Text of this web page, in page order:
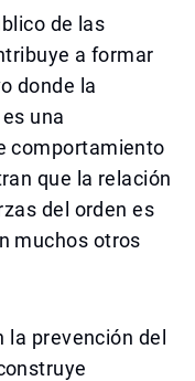
de las
a formar
donde la
una
comportamiento
que la relación
del orden es
muchos otros
prevención del